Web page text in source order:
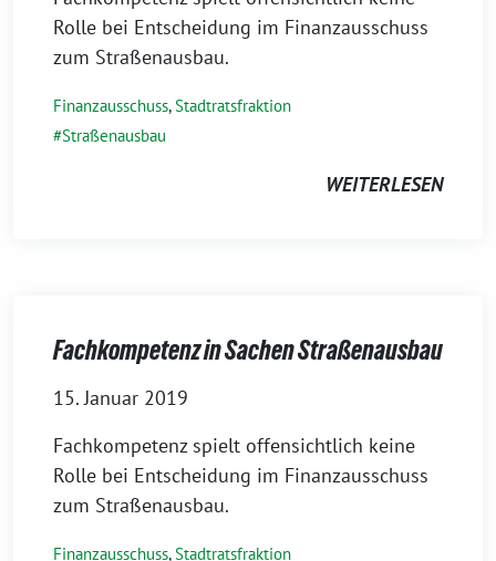
Rolle bei Entscheidung im Finanzausschuss
zum Straßenausbau.
Finanzausschuss,Stadtratsfraktion
Straßenausbau
WEITERLESEN
Fachkompetenz in Sachen Straßenausbau
15. Januar 2019
Fachkompetenz spielt offensichtlich keine
Rolle bei Entscheidung im Finanzausschuss
zum Straßenausbau.
Finanzausschuss,Stadtratsfraktion